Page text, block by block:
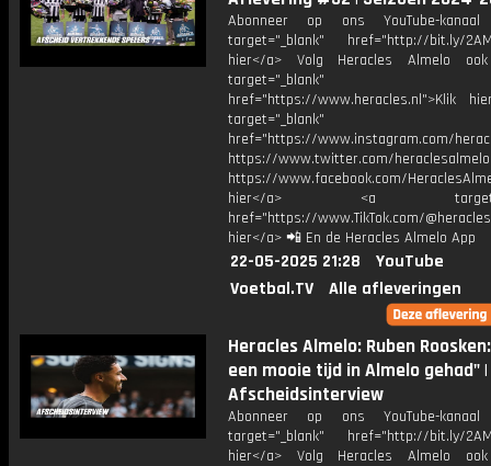
Abonneer op ons YouTube-
target="_blank" href="http://bit.ly/
hier</a> Volg Heracles Almelo
target="_blank"
href="https://www.heracles.nl">Klik
target="_blank"
href="https://www.instagram.com/
https://www.twitter.com/heraclesalmelo
https://www.facebook.com/
hier</a> <a
href="https://www.TikTok.com/
hier</a> 📲 En de Heracles Almelo App
22-05-2025 21:28
YouTube
Voetbal.TV
Alle afleveringen
Heracles Almelo: Ruben
een mooie tijd in Almelo gehad" |
Afscheidsinterview
Abonneer op ons YouTube-
target="_blank" href="http://bit.ly/
hier</a> Volg Heracles Almelo